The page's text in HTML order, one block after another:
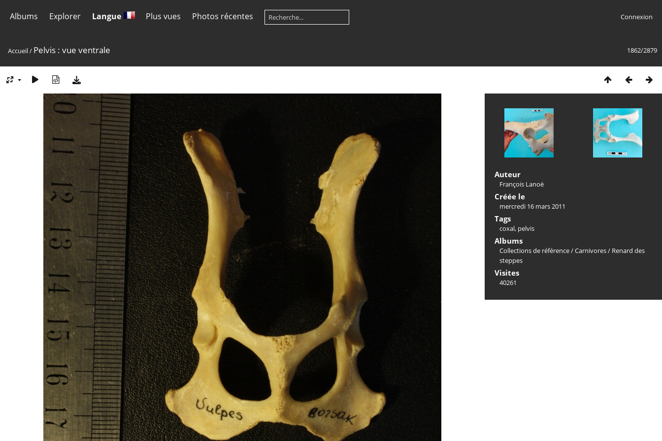
Albums Explorer Langue Plus vues Photos récentes Connexion
1862/2879
Accueil/ Pelvis : vue ventrale
Auteur
François Lanoë
Créée le
mercredi 16 mars 2011
Tags
coxal, pelvis
Albums
Collections de référence/Carnivores/ Renard des
steppes
Visites
40261